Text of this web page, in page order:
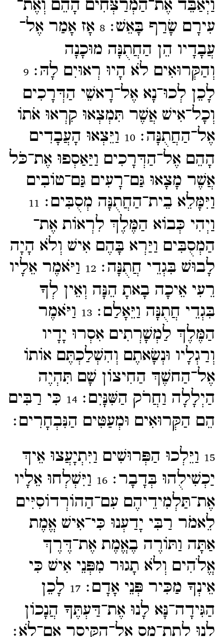
וַיְאַבֵּד אֶת־​הַמְרַצְּחִים הָהֵם וְאֶת־​
עִירָם שָׂרַף בָּאֵשׁ׃8 אָז אָמַר אֶל־​
עֲבָדָיו הֵן הַחֲתֻנָּה מוּכָנָה
וְהַקְּרוּאִים לֹא הָיוּ רְאוּיִם לָהּ׃9
לָכֵן לְכוּ־​נָא אֶל־​רָאשֵׁי הַדְּרָכִים
וְכָל־​אִישׁ אֲשֶׁר תִּמְצְאוּ קִרְאוּ אֹתוֹ
אֶל־​הַחֲתֻנָּה׃10 וַיֵּצְאוּ הָעֲבָדִים
הָהֵם אֶל־​הַדְּרָכִים וַיַּאַסְפוּ אֶת־​כֹּל
אֲשֶׁר מָצָאוּ גַּם־​רָעִים גַּם־​טוֹבִים
וַיִּמָּלֵא בֵית־​הַחֲתֻנָּה מְסֻבִּים׃ 11
וַיְהִי כְּבוֹא הַמֶּלֶךְ לִרְאוֹת אֶת־​
הַמְסֻבִּים וַיַּרְא בָּהֶם אִישׁ וְלֹא הָיָה
לָבוּשׁ בִּגְדֵי חֲתֻנָּה׃12 וַיֹּאמֶר אֵלָיו
רֵעִי אֵיכָה בָאתָ הֵנָּה וְאֵין לְךָ
בִּגְדֵי חֲתֻנָּה וַיֵּאָלַם׃13 וַיֹּאמֶר
הַמֶּלֶךְ לַמְשָׁרְתִים אִסְרוּ יָדָיו
וְרַגְלָיו וּנְשָׂאתֶם וְהִשְׁלַכְתֶּם אוֹתוֹ
אֶל־​הַחשֶׁךְ הַחִיצוֹן שָׁם תִּהְיֶה
הַיְלָלָה וַחֲרֹק הַשִּׁנָּיִם׃14 כִּי רַבִּים
הֵם הַקְּרוּאִים וּמְעַטִּים הַנִּבְחָרִים׃
15 וַיֵּלְכוּ הַפְּרוּשִׁים וַיִּתְיָעֲצוּ אֵיךְ
יַכְשִׁילֻהוּ בְּדָבָר׃16 וַיִּשְׁלְחוּ אֵלָיו
אֶת־​תַּלְמִידֵיהֶם עִם־​הַהוֹרְדוֹסִיִּים
לֵאמֹר רַבִּי יָדַעְנוּ כִּי־​אִישׁ אֱמֶת
אַתָּה וַתּוֹרֶה בֶאֱמֶת אֶת־​דֶּרֶךְ
אֱלֹהִים וְלֹא תָגוּר מִפְּנֵי אִישׁ כִּי
אֵינְךָ מַכִּיר פְּנֵי אָדָם׃17 לָכֵן
הַגִּידָה־​נָּא לָנוּ אֶת־​דַּעְתֶּךָ הֲנָכוֹן
לָנוּ לָתֵת־​מַס אֶל־​הַקֵּיסַר אִם־​לֹא׃